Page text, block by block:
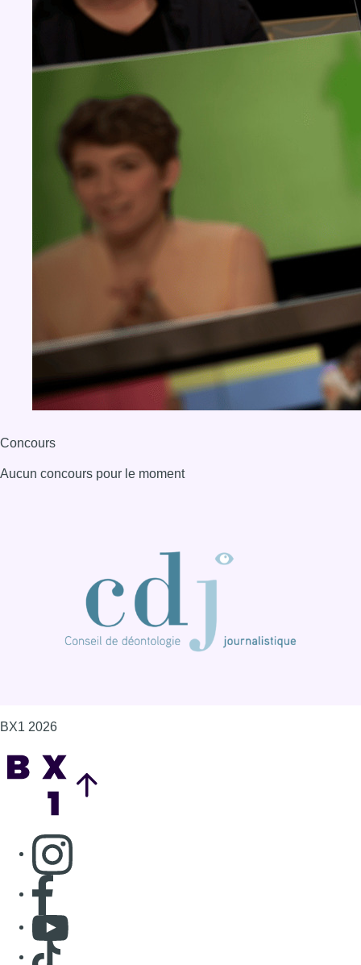
Concours
Aucun concours pour le moment
BX1 2026
Consulter page Instagram
Consulter page Facebook
Consulter Youtube
Consulter TikTok